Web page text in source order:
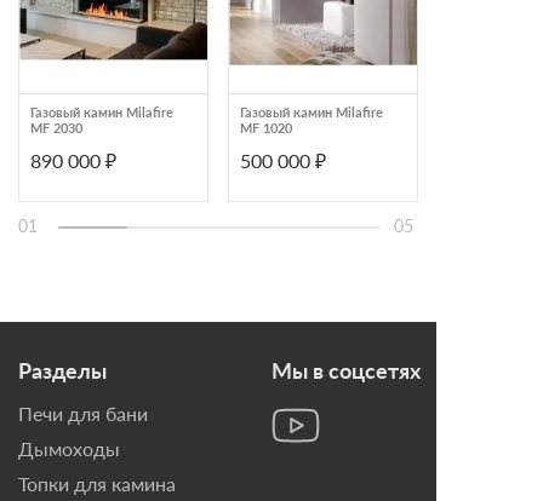
Газовый камин Milafire
MF 2030
890 000 ₽
Газовый камин Milafire
MF 1020
500 000 ₽
01 05
Разделы
Печи для бани
Дымоходы
Топки для камина
Мы в соцсетях